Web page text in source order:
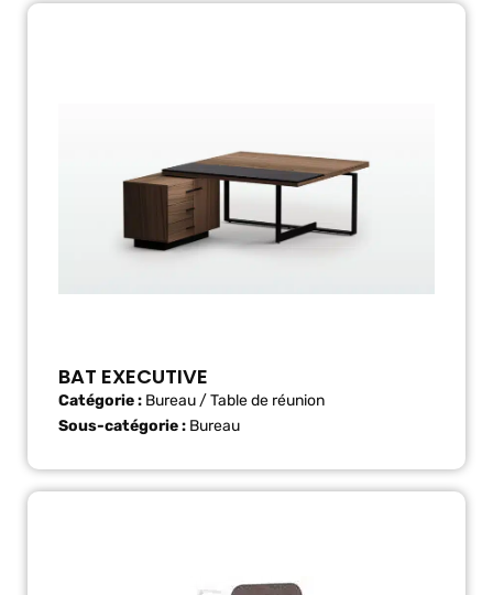
BAT EXECUTIVE
Catégorie : Bureau / Table de réunion
Sous-catégorie : Bureau